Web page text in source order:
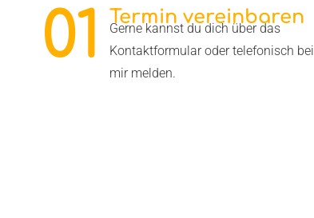
01 Termin vereinbaren
Gerne kannst du dich über das
Kontaktformular oder telefonisch bei
mir melden.